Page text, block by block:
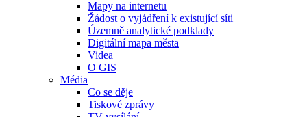
Mapy na internetu
Žádost o vyjádření k existující síti
Územně analytické podklady
Digitální mapa města
Videa
O GIS
Média
Co se děje
Tiskové zprávy